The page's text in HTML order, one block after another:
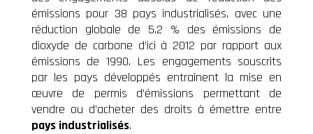
émissions pour 38 pays industrialisés, avec une
réduction globale de 5,2 % des émissions de
dioxyde de carbone d’ici à 2012 par rapport aux
émissions de 1990. Les engagements souscrits
par les pays développés entraînent la mise en
œuvre de permis d’émissions permettant de
vendre ou d’acheter des droits à émettre entre
pays industrialisés.